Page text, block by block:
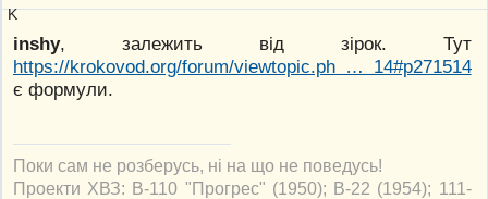
inshy, залежить від зірок. Тут
https://krokovod.org/forum/viewtopic.ph … 14#p271514
є формули.
Поки сам не розберусь, ні на що не поведусь!
Проекти ХВЗ: В-110 "Прогрес" (1950); В-22 (1954); 111-